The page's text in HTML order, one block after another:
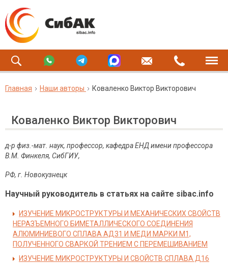
Главная Наши авторы Коваленко Виктор Викторович
Коваленко Виктор Викторович
д-р физ.-мат. наук, профессор, кафедра ЕНД имени профессора
В.М. Финкеля, СибГИУ,
РФ, г. Новокузнецк
Научный руководитель в статьях на сайте sibac.info
ИЗУЧЕНИЕ МИКРОСТРУКТУРЫ И МЕХАНИЧЕСКИХ СВОЙСТВ
НЕРАЗЪЕМНОГО БИМЕТАЛЛИЧЕСКОГО СОЕДИНЕНИЯ
АЛЮМИНИЕВОГО СПЛАВА АД31 И МЕДИ МАРКИ М1,
ПОЛУЧЕННОГО СВАРКОЙ ТРЕНИЕМ С ПЕРЕМЕШИВАНИЕМ
ИЗУЧЕНИЕ МИКРОСТРУКТУРЫ И СВОЙСТВ СПЛАВА Д16